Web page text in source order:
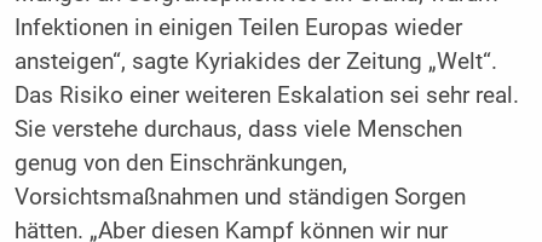
Infektionen in einigen Teilen Europas wieder
ansteigen“, sagte Kyriakides der Zeitung „Welt“.
Das Risiko einer weiteren Eskalation sei sehr real.
Sie verstehe durchaus, dass viele Menschen
genug von den Einschränkungen,
Vorsichtsmaßnahmen und ständigen Sorgen
hätten. „Aber diesen Kampf können wir nur